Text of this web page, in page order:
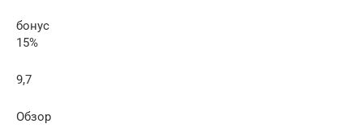
бонус
15%
9,7
Обзор